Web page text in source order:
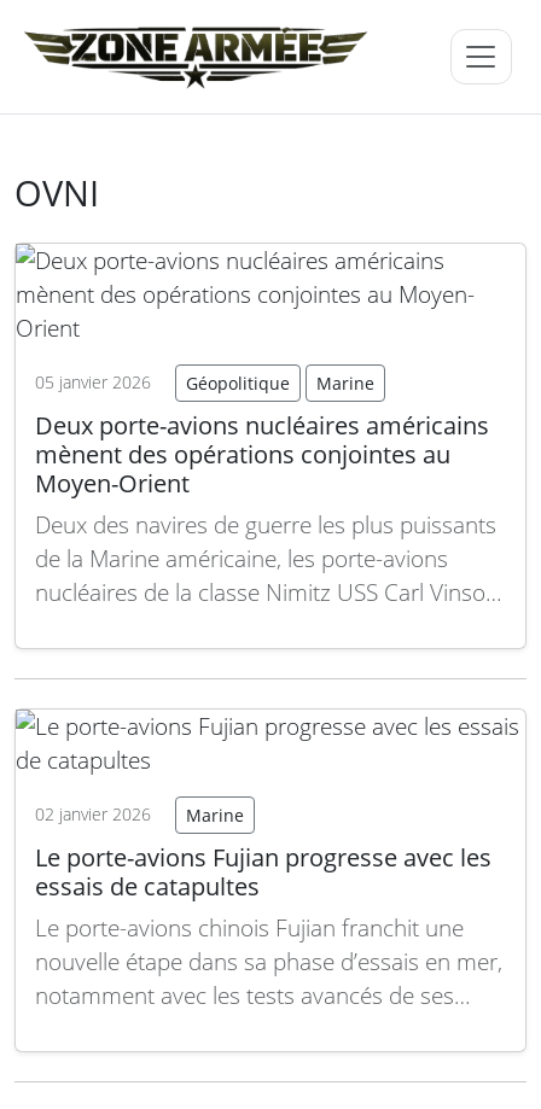
OVNI
05 janvier 2026 Géopolitique Marine
Deux porte-avions nucléaires américains
mènent des opérations conjointes au
Moyen-Orient
Deux des navires de guerre les plus puissants
de la Marine américaine, les porte-avions
nucléaires de la classe Nimitz USS Carl Vinson
des opérations conjointes dans la zone de
États-Unis au Moyen-Orient. La Marine
américaine a…
02 janvier 2026 Marine
Le porte-avions Fujian progresse avec les
essais de catapultes
Le porte-avions chinois Fujian franchit une
nouvelle étape dans sa phase d’essais en mer,
notamment avec les tests avancés de ses
confirme la montée en puissance